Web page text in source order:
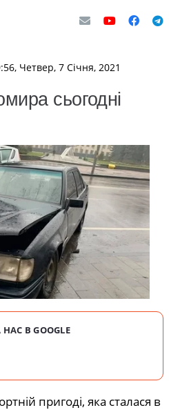
Четвер, 7 Січня, 2021
сьогодні
В GOOGLE
пригоді, яка сталася в